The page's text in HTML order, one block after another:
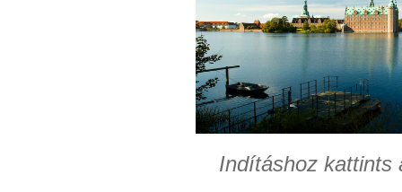
Indításhoz kattints